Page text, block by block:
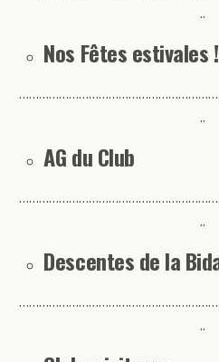
..
Nos Fêtes estivales !
..
AG du Club
..
Descentes de la
..